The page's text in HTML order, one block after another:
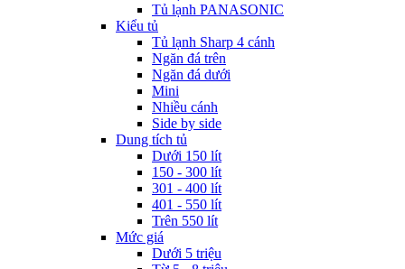
Tủ lạnh PANASONIC
Kiểu tủ
Tủ lạnh Sharp 4 cánh
Ngăn đá trên
Ngăn đá dưới
Mini
Nhiều cánh
Side by side
Dung tích tủ
Dưới 150 lít
150 - 300 lít
301 - 400 lít
401 - 550 lít
Trên 550 lít
Mức giá
Dưới 5 triệu